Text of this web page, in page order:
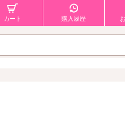
カート 購入履歴